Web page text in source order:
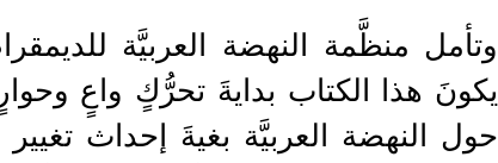
وتأمل منظَّمة النهضة العربيَّة
يكونَ هذا الكتاب بدايةَ تحرُّكٍ واعٍ
حول النهضة العربيَّة بغيةَ إحداث